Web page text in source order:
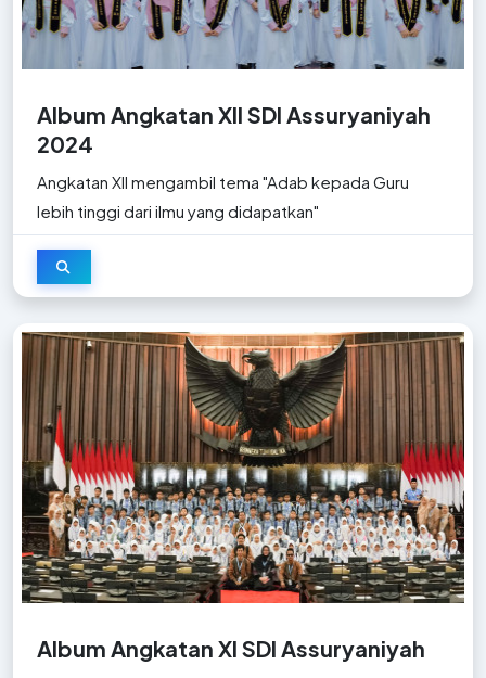
Album Angkatan XII SDI Assuryaniyah
2024
Angkatan XII mengambil tema "Adab kepada Guru
lebih tinggi dari ilmu yang didapatkan"
Album Angkatan XI SDI Assuryaniyah